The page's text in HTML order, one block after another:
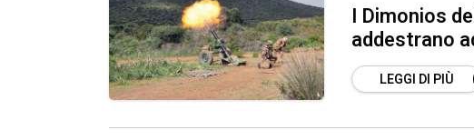
I Dimonios
addestrano
LEGGI DI PIÙ